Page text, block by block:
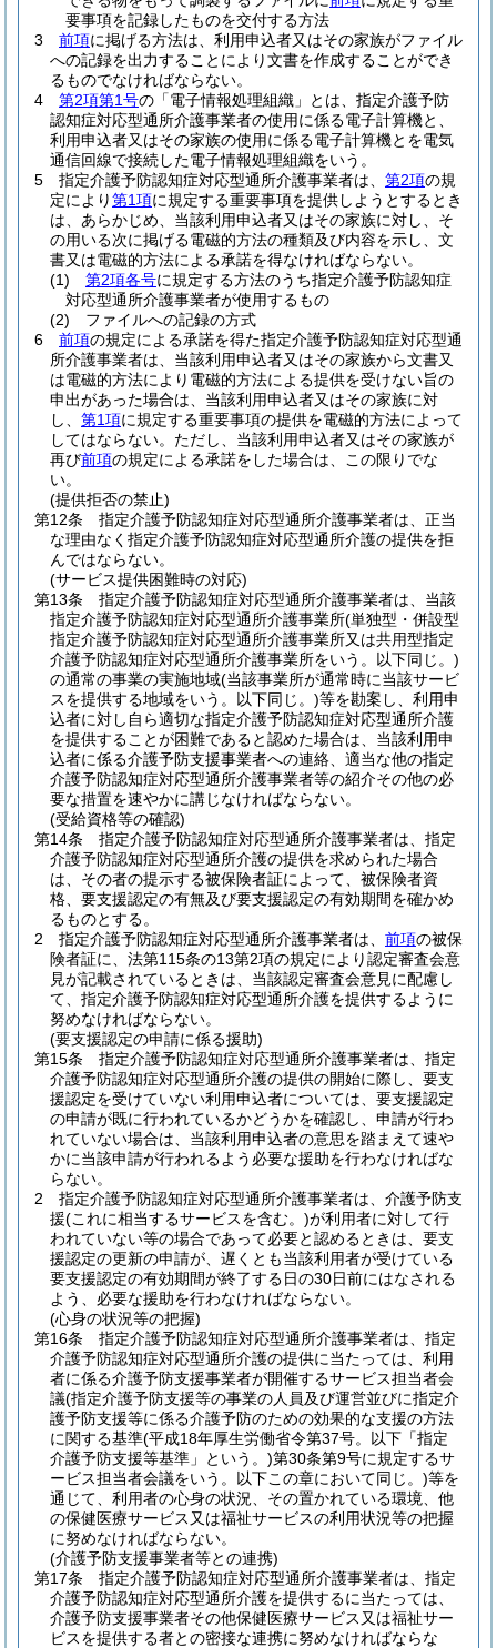
要事項を記録したものを交付する方法
3
前項に掲げる方法は、利用申込者又はその家族がファイル
への記録を出力することにより文書を作成することができ
るものでなければならない。
4
第2項第1号の「電子情報処理組織」とは、指定介護予防
認知症対応型通所介護事業者の使用に係る電子計算機と、
利用申込者又はその家族の使用に係る電子計算機とを電気
通信回線で接続した電子情報処理組織をいう。
5
指定介護予防認知症対応型通所介護事業者は、 第2項の規
定により第1項に規定する重要事項を提供しようとするとき
は、あらかじめ、当該利用申込者又はその家族に対し、そ
の用いる次に掲げる電磁的方法の種類及び内容を示し、文
書又は電磁的方法による承諾を得なければならない。
(1)
第2項各号に規定する方法のうち指定介護予防認知症
対応型通所介護事業者が使用するもの
(2)
ファイルへの記録の方式
6
前項の規定による承諾を得た指定介護予防認知症対応型通
所介護事業者は、当該利用申込者又はその家族から文書又
は電磁的方法により電磁的方法による提供を受けない旨の
申出があった場合は、当該利用申込者又はその家族に対
し、 第1項に規定する重要事項の提供を電磁的方法によって
してはならない。 ただし、当該利用申込者又はその家族が
再び前項の規定による承諾をした場合は、この限りでな
い。
(提供拒否の禁止)
第12条
指定介護予防認知症対応型通所介護事業者は、正当
な理由なく指定介護予防認知症対応型通所介護の提供を拒
んではならない。
(サービス提供困難時の対応)
第13条
指定介護予防認知症対応型通所介護事業者は、当該
指定介護予防認知症対応型通所介護事業所(単独型・併設型
指定介護予防認知症対応型通所介護事業所又は共用型指定
介護予防認知症対応型通所介護事業所をいう。以下同じ。)
の通常の事業の実施地域(当該事業所が通常時に当該サービ
スを提供する地域をいう。以下同じ。)等を勘案し、利用申
込者に対し自ら適切な指定介護予防認知症対応型通所介護
を提供することが困難であると認めた場合は、当該利用申
込者に係る介護予防支援事業者への連絡、適当な他の指定
介護予防認知症対応型通所介護事業者等の紹介その他の必
要な措置を速やかに講じなければならない。
(受給資格等の確認)
第14条
指定介護予防認知症対応型通所介護事業者は、指定
介護予防認知症対応型通所介護の提供を求められた場合
は、その者の提示する被保険者証によって、被保険者資
格、要支援認定の有無及び要支援認定の有効期間を確かめ
るものとする。
2
指定介護予防認知症対応型通所介護事業者は、 前項の被保
険者証に、法第115条の13第2項の規定により認定審査会意
見が記載されているときは、当該認定審査会意見に配慮し
て、指定介護予防認知症対応型通所介護を提供するように
努めなければならない。
(要支援認定の申請に係る援助)
第15条
指定介護予防認知症対応型通所介護事業者は、指定
介護予防認知症対応型通所介護の提供の開始に際し、要支
援認定を受けていない利用申込者については、要支援認定
の申請が既に行われているかどうかを確認し、申請が行わ
れていない場合は、当該利用申込者の意思を踏まえて速や
かに当該申請が行われるよう必要な援助を行わなければな
らない。
2
指定介護予防認知症対応型通所介護事業者は、介護予防支
援(これに相当するサービスを含む。)が利用者に対して行
われていない等の場合であって必要と認めるときは、要支
援認定の更新の申請が、遅くとも当該利用者が受けている
要支援認定の有効期間が終了する日の30日前にはなされる
よう、必要な援助を行わなければならない。
(心身の状況等の把握)
第16条
指定介護予防認知症対応型通所介護事業者は、指定
介護予防認知症対応型通所介護の提供に当たっては、利用
者に係る介護予防支援事業者が開催するサービス担当者会
議(指定介護予防支援等の事業の人員及び運営並びに指定介
護予防支援等に係る介護予防のための効果的な支援の方法
に関する基準(平成18年厚生労働省令第37号。以下「指定
介護予防支援等基準」という。)第30条第9号に規定するサ
ービス担当者会議をいう。以下この章において同じ。)等を
通じて、利用者の心身の状況、その置かれている環境、他
の保健医療サービス又は福祉サービスの利用状況等の把握
に努めなければならない。
(介護予防支援事業者等との連携)
第17条
指定介護予防認知症対応型通所介護事業者は、指定
介護予防認知症対応型通所介護を提供するに当たっては、
介護予防支援事業者その他保健医療サービス又は福祉サー
ビスを提供する者との密接な連携に努めなければならな